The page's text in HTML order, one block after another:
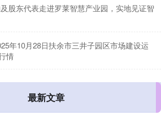
股东代表走进罗莱智慧产业园，实地见证智
年10月28日扶余市三井子园区市场建设运
情
最新文章